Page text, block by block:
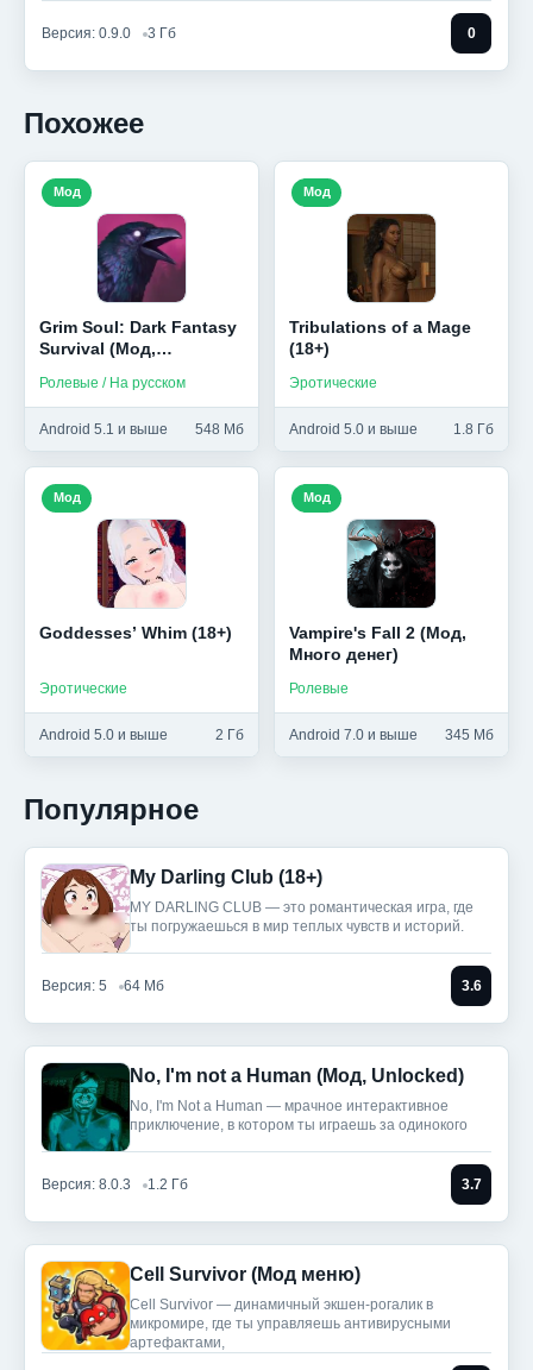
Версия: 0.9.0 3 Гб 0
Похожее
Grim Soul: Dark Fantasy
Survival (Мод,
Ролевые / На русском
Android 5.1 и выше 548 Мб
Мод
Tribulations of a Mage
(18+)
Эротические
Android 5.0 и выше 1.8 Гб
Мод
Goddesses’ Whim (18+)
Эротические
Android 5.0 и выше 2 Гб
Мод
Vampire's Fall 2 (Мод,
Много денег)
Ролевые
Android 7.0 и выше 345 Мб
Мод
Популярное
My Darling Club (18+)
MY DARLING CLUB — это романтическая игра, где
ты погружаешься в мир теплых чувств и историй.
Версия: 5 64 Мб 3.6
No, I'm not a Human (Мод, Unlocked)
No, I'm Not a Human — мрачное интерактивное
приключение, в котором ты играешь за одинокого
Версия: 8.0.3 1.2 Гб 3.7
Cell Survivor (Мод меню)
Cell Survivor — динамичный экшен-рогалик в
микромире, где ты управляешь антивирусными
артефактами,